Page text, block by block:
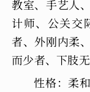
教室、手艺人
计师、公关交
者、外刚内柔
而少者、下肢无
性格：柔